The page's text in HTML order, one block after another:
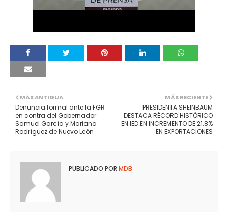
MÁS RECIENTE
PRESIDENTA SHEINBAUM
DESTACA RÉCORD HISTÓRICO
EN IED EN INCREMENTO DE 21.8%
EN EXPORTACIONES
MÁS ANTIGUA
Denuncia formal ante la FGR
en contra del Gobernador
Samuel García y Mariana
Rodríguez de Nuevo León
PUBLICADO POR MDB